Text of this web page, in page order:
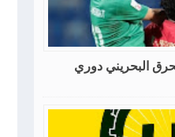
البحريني دوري